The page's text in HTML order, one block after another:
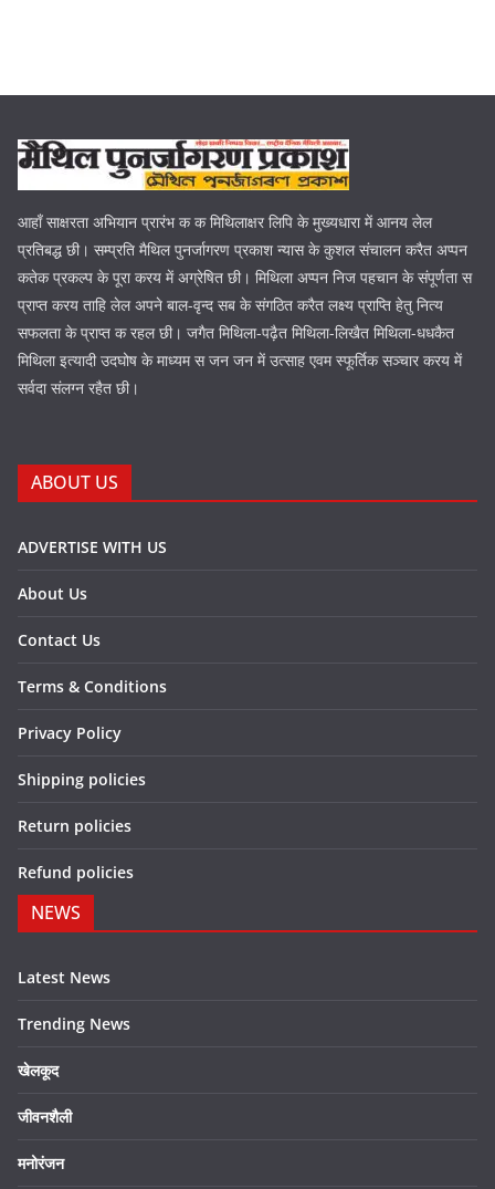
आहाँ साक्षरता अभियान प्रारंभ क क मिथिलाक्षर लिपि के मुख्यधारा में आनय लेल
प्रतिबद्ध छी। सम्प्रति मैथिल पुनर्जागरण प्रकाश न्यास के कुशल संचालन करैत अप्पन
कतेक प्रकल्प के पूरा करय में अग्रेषित छी। मिथिला अप्पन निज पहचान के संपूर्णता स
प्राप्त करय ताहि लेल अपने बाल-वृन्द सब के संगठित करैत लक्ष्य प्राप्ति हेतु नित्य
सफलता के प्राप्त क रहल छी। जगैत मिथिला-पढ़ैत मिथिला-लिखैत मिथिला-धधकैत
मिथिला इत्यादी उदघोष के माध्यम स जन जन में उत्साह एवम स्फूर्तिक सञ्चार करय में
सर्वदा संलग्न रहैत छी।
ABOUT US
ADVERTISE WITH US
About Us
Contact Us
Terms & Conditions
Privacy Policy
Shipping policies
Return policies
Refund policies
NEWS
Latest News
Trending News
खेलकूद
जीवनशैली
मनोरंजन